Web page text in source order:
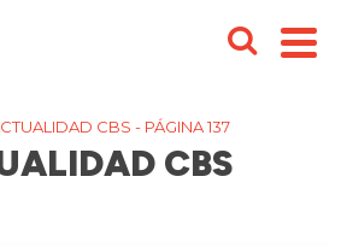
CBS - PÁGINA 137
CBS